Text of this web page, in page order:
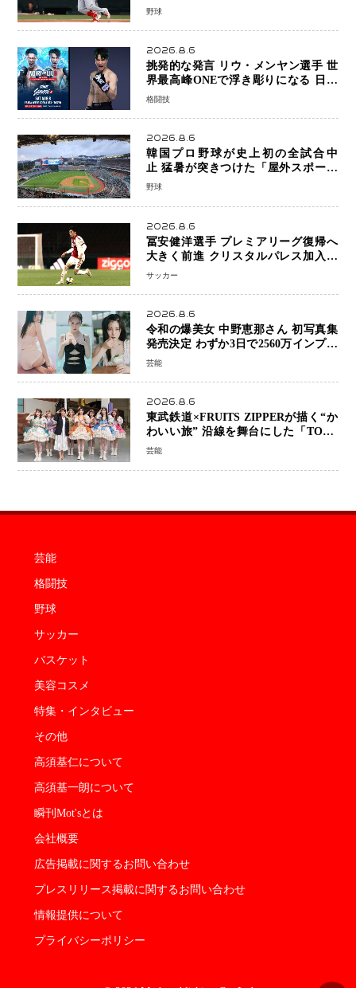
笑顔で歓喜
野球
2026.8.6
挑発的な発言 リウ・メンヤン選手 世
界最高峰ONEで浮き彫りになる 日本
キックボクシングが直面する“技術
格闘技
2026.8.6
韓国プロ野球が史上初の全試合中
止 猛暑が突きつけた「屋外スポーツ
の限界」 日本発のドーム型施設時代
野球
2026.8.6
冨安健洋選手 プレミアリーグ復帰へ
大きく前進 クリスタルパレス加入目
前 メディカルチェックも通過
サッカー
2026.8.6
令和の爆美女 中野恵那さん 初写真集
発売決定 わずか3日で2560万インプレ
ッションを記録した話題の美貌を凝縮
芸能
2026.8.6
東武鉄道×FRUITS ZIPPERが描く“か
わいい旅” 沿線を舞台にした「TOBU
KAWAII PROJECT」が開幕
芸能
芸能
格闘技
野球
サッカー
バスケット
美容コスメ
特集・インタビュー
その他
高須基仁について
高須基一朗について
瞬刊Mot'sとは
会社概要
広告掲載に関するお問い合わせ
プレスリリース掲載に関するお問い合わせ
情報提供について
プライバシーポリシー